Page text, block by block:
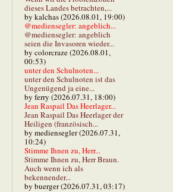
dieses Landes betrachten,...
by kalchas (2026.08.01, 19:00)
@mediensegler: angeblich...
@mediensegler: angeblich
seien die Invasoren wieder...
by colorcraze (2026.08.01,
00:53)
unter den Schulnoten...
unter den Schulnoten ist das
Ungenügend ja eine...
by ferry (2026.07.31, 18:00)
Jean Raspail Das Heerlager...
Jean Raspail Das Heerlager der
Heiligen (französisch...
by mediensegler (2026.07.31,
10:24)
Stimme Ihnen zu, Herr...
Stimme Ihnen zu, Herr Braun.
Auch wenn ich als
bekennender...
by buerger (2026.07.31, 03:17)